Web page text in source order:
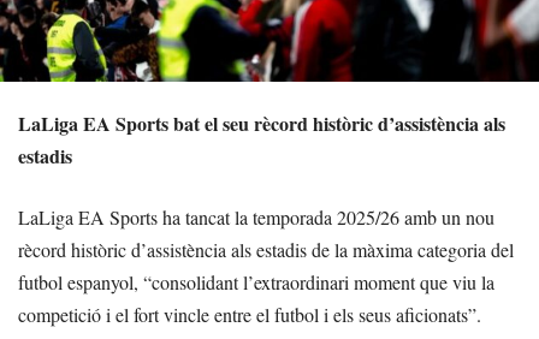
LaLiga EA Sports bat el seu rècord històric d’assistència als
estadis
LaLiga EA Sports ha tancat la temporada 2025/26 amb un nou
rècord històric d’assistència als estadis de la màxima categoria del
futbol espanyol, “consolidant l’extraordinari moment que viu la
competició i el fort vincle entre el futbol i els seus aficionats”.